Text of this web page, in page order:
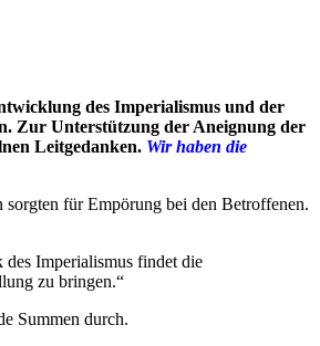
des Imperialismus und der
Zur Unterstützung der Aneignung der
Leitgedanken. Wir haben die
sorgten für Empörung bei den Betroffenen.
Imperialismus findet die
zu bringen.“
Summen durch.